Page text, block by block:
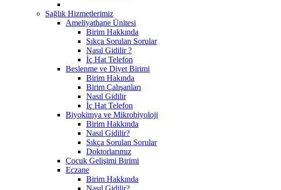
Sağlık Hizmetlerimiz
Ameliyathane Ünitesi
Birim Hakkında
Sıkça Sorulan Sorular
Nasıl Gidilir ?
İç Hat Telefon
Beslenme ve Diyet Birimi
Birim Hakında
Birim Çalışanları
Nasıl Gidilir
İç Hat Telefon
Biyokimya ve Mikrobiyoloji
Birim Hakkında
Nasıl Gidilir?
Sıkça Sorulan Sorular
Doktorlarımız
Çocuk Gelişimi Birimi
Eczane
Birim Hakkında
Nasıl Gidilir?